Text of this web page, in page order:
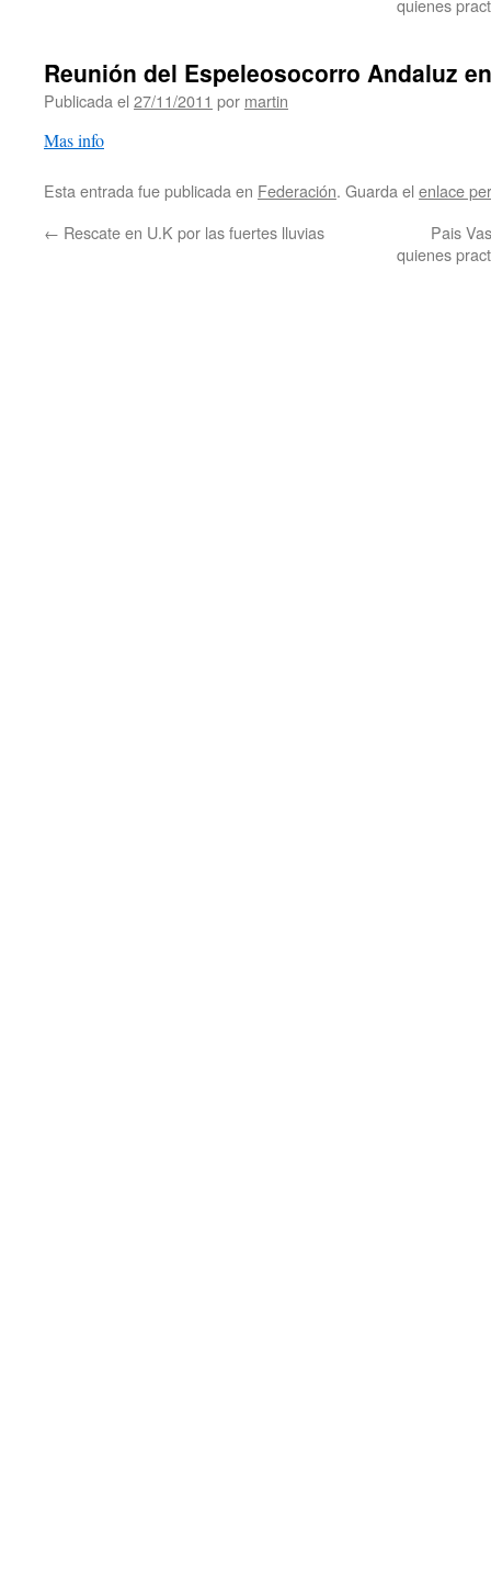
quienes
Reunión del Espeleosocorro Andaluz
Publicada el 27/11/2011 por martin
Mas info
Esta entrada fue publicada en Federación. Guarda el enlace
← Rescate en U.K por las fuertes lluvias
Pais
quienes